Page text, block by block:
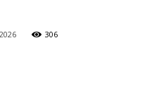
306